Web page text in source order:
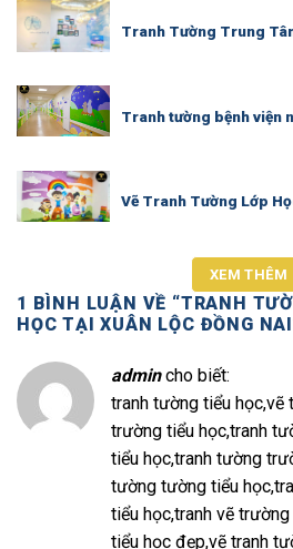
Tranh Tường Trung
Tranh tường bệnh viện
Vẽ Tranh Tường Lớp
XEM THÊM
1 BÌNH LUẬN VỀ “TRANH
HỌC TẠI XUÂN LỘC ĐỒNG NAI
admin cho biết:
tranh tường tiểu học,vẽ
trường tiểu học,tranh
tiểu học,tranh tường
tường tường tiểu
tiểu học,tranh vẽ
tiểu học đẹp,vẽ tranh